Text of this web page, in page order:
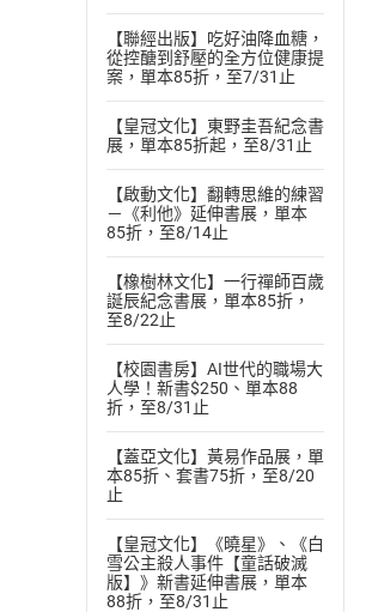
【聯經出版】吃好油降血糖，
從控醣到舒壓的全方位健康提
案，單本85折，至7/31止
【皇冠文化】東野圭吾紀念書
展，單本85折起，至8/31止
【啟動文化】翻轉思維的練習
－《利他》延伸書展，單本
85折，至8/14止
【橡樹林文化】一行禪師百歲
誕辰紀念書展，單本85折，
至8/22止
【校園書房】AI世代的職場大
人學！新書$250、單本88
折，至8/31止
【蓋亞文化】黃易作品展，單
本85折、套書75折，至8/20
止
【皇冠文化】《曉星》、《白
雪公主殺人事件【童話破滅
版】》新書延伸書展，單本
88折，至8/31止